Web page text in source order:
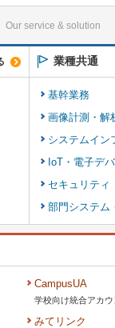
Our service & solution
業種共通
基幹業務
画像計測・解
システムイン
IoT・電子デ
セキュリティ
部門システム
CampusUA
学校向け統合アカ
みてリンク